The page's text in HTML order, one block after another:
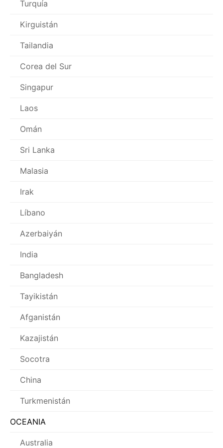
Turquía
Kirguistán
Tailandia
Corea del Sur
Singapur
Laos
Omán
Sri Lanka
Malasia
Irak
Líbano
Azerbaiyán
India
Bangladesh
Tayikistán
Afganistán
Kazajistán
Socotra
China
Turkmenistán
OCEANIA
Australia